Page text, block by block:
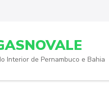
Interior de Pernambuco e Bahia